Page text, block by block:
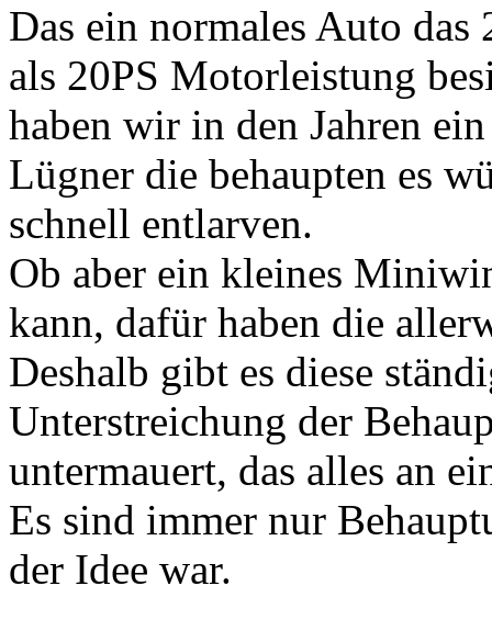
Das ein normales Auto
als 20PS Motorleistung
haben wir in den Jahren
Lügner die behaupten es
schnell entlarven.
Ob aber ein kleines
kann, dafür haben die
Deshalb gibt es diese
Unterstreichung der
untermauert, das alles an
Es sind immer nur
der Idee war.